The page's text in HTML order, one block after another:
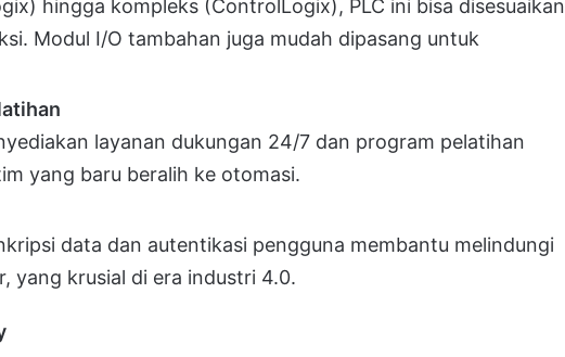
hingga kompleks (ControlLogix), PLC ini bisa disesuaikan
Modul I/O tambahan juga mudah dipasang untuk
layanan dukungan 24/7 dan program pelatihan
yang baru beralih ke otomasi.
data dan autentikasi pengguna membantu melindungi
yang krusial di era industri 4.0.